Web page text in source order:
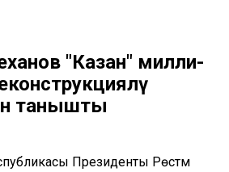
"Казан" милли-
танышты
Президенты Рөстәм